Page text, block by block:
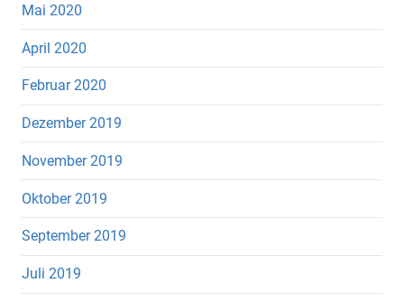
Mai 2020
April 2020
Februar 2020
Dezember 2019
November 2019
Oktober 2019
September 2019
Juli 2019